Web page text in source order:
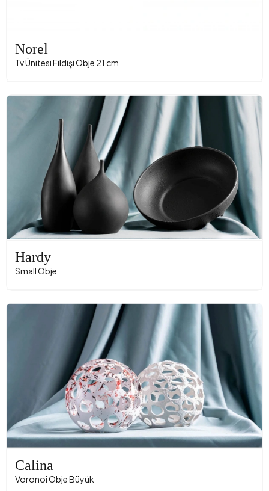
Norel
Tv Ünitesi Fildişi Obje 21 cm
Hardy
Small Obje
Calina
Voronoi Obje Büyük